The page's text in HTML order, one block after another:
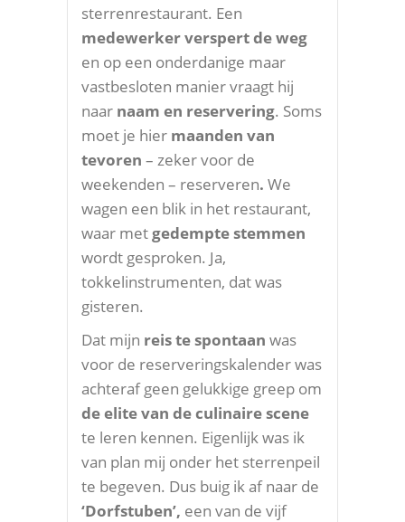
sterrenrestaurant. Een
medewerker verspert de weg
en op een onderdanige maar
vastbesloten manier vraagt hij
naar naam en reservering. Soms
moet je hier maanden van
tevoren – zeker voor de
weekenden – reserveren. We
wagen een blik in het restaurant,
waar metgedempte stemmen
wordt gesproken. Ja,
tokkelinstrumenten, dat was
gisteren.
Dat mijn reis te spontaan was
voor de reserveringskalender was
achteraf geen gelukkige greep om
de elitevan de culinaire scene
te leren kennen. Eigenlijk was ik
van plan mij onder het sterrenpeil
te begeven. Dus buig ik af naar de
‘Dorfstuben’, een van de vijf